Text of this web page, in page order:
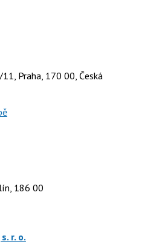
Praha, 170 00, Česká
186 00
r. o.